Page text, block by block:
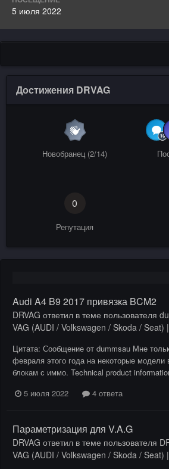
5 июля 2022
Достижения DRVAG
Новобранец (2/14)
0
Репутация
Audi A4 B9 2017 привязка BCM2
DRVAG ответил в теме пользователя
VAG (AUDI / Volkswagen / Skoda / Seat)
Цитата: Сообщение от dummsau Мне
февраля этого года на некоторые модели
блокам с иммо. Technical product
5 июля 2022
4 ответа
Параметризация для V.A.G
DRVAG ответил в теме пользователя
VAG (AUDI / Volkswagen / Skoda / Seat)